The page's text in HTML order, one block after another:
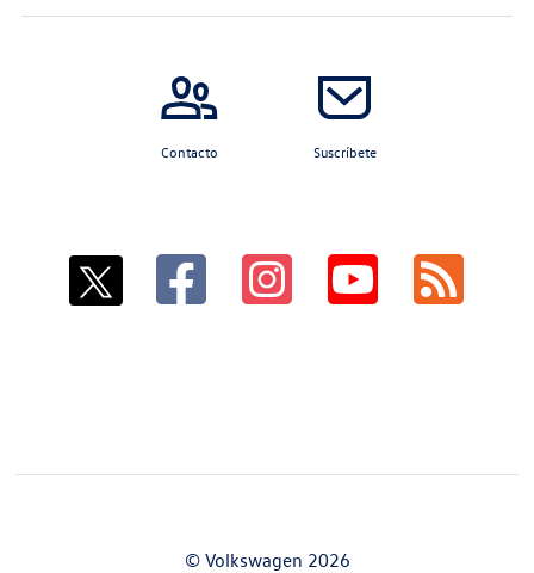
Contacto Suscríbete
© Volkswagen 2026